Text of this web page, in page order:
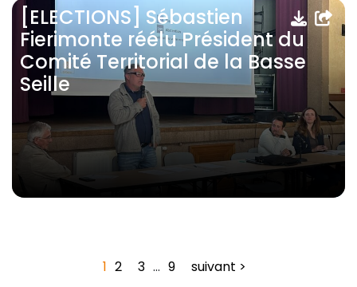
[ELECTIONS] Sébastien
Fierimonte réélu Président du
Comité Territorial de la Basse
Seille
1 2 3 … 9 suivant >